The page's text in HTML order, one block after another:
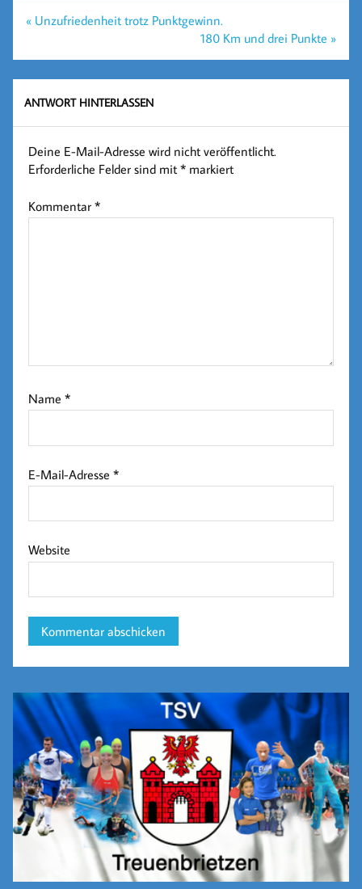
Beitragsnavigation
« Unzufriedenheit trotz Punktgewinn.
180 Km und drei Punkte »
ANTWORT HINTERLASSEN
Deine E-Mail-Adresse wird nicht veröffentlicht.
Erforderliche Felder sind mit* markiert
Kommentar*
Name*
E-Mail-Adresse*
Website